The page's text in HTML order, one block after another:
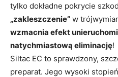
tylko dokładne pokrycie
„zakleszczenie” w
wzmacnia efekt
natychmiastową eliminację!
Siltac EC to sprawdzony,
preparat. Jego wysoki